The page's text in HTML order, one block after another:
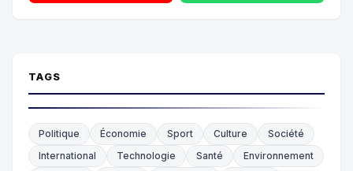
TAGS
Politique Économie Sport Culture
Société
International
Technologie Santé
Environnement